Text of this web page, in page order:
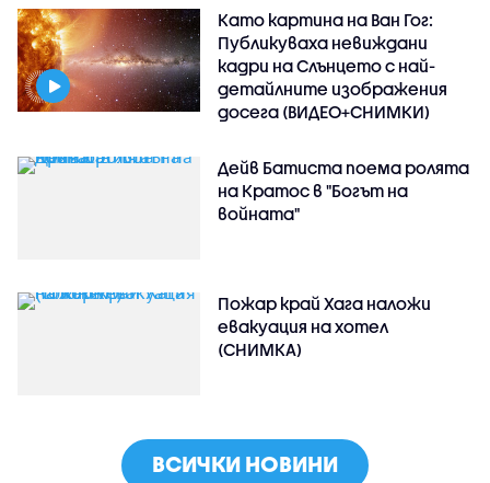
Като картина на Ван Гог:
Публикуваха невиждани
кадри на Слънцето с най-
детайлните изображения
досега (ВИДЕО+СНИМКИ)
Дейв Батиста поема ролята
на Кратос в "Богът на
войната"
Пожар край Хага наложи
евакуация на хотел
(СНИМКА)
ВСИЧКИ НОВИНИ